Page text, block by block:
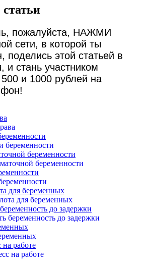
пожалуйста, НАЖМИ
сети, в которой ты
поделись этой статьей в
и стань участником
и 1000 рублей на
беременности
для беременных
до задержки
на работе